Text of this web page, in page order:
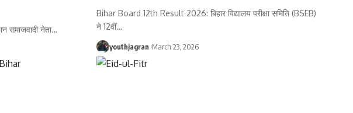
समाजवादी नेता…
Bihar Board 12th Result 2026: बिहार विद्यालय परीक्षा समिति (BSEB)
ने 12वीं…
youthjagran March 23, 2026